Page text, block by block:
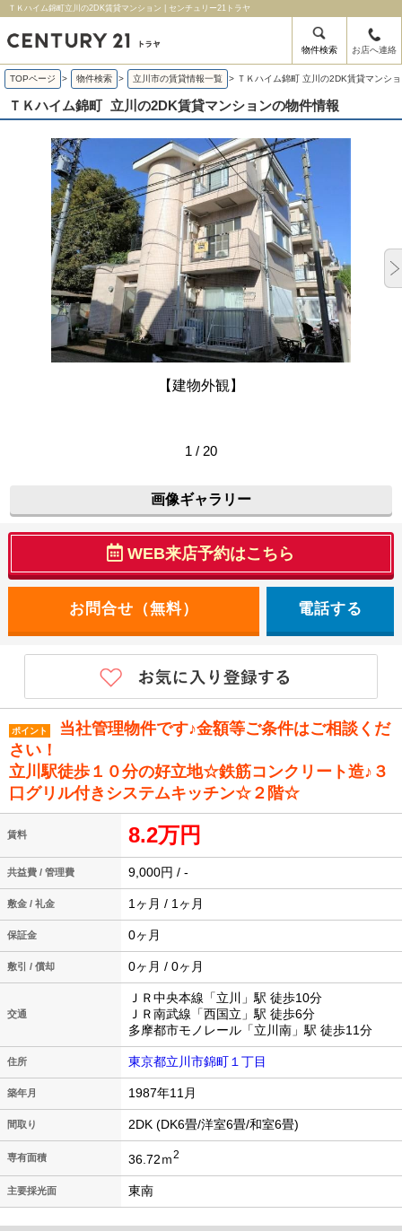
ＴＫハイム錦町立川の2DK賃貸マンション | センチュリー21トラヤ
物件検索 お店へ連絡
TOPページ > 物件検索 > 立川市の賃貸情報一覧 > ＴＫハイム錦町 立川の2DK賃貸マンシ
ＴＫハイム錦町 立川の2DK賃貸マンションの物件情報
【建物外観】
1 / 20
画像ギャラリー
WEB来店予約はこちら
電話する
ポイント
当社管理物件です♪金額等ご条件はご相談くだ
さい！
立川駅徒歩１０分の好立地☆鉄筋コンクリート造♪３
口グリル付きシステムキッチン☆２階☆
賃料 8.2万円
共益費 / 管理費 9,000円 / -
敷金 / 礼金 1ヶ月 / 1ヶ月
保証金 0ヶ月
敷引 / 償却 0ヶ月 / 0ヶ月
交通
ＪＲ中央本線「立川」駅 徒歩10分
ＪＲ南武線「西国立」駅 徒歩6分
多摩都市モノレール「立川南」駅 徒歩11分
住所 東京都立川市錦町１丁目
築年月 1987年11月
間取り 2DK (DK6畳/洋室6畳/和室6畳)
専有面積 36.72ｍ2
主要採光面 東南